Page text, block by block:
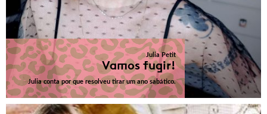
Julia Petit
Vamos fugir!
Julia conta por que resolveu tirar um ano sabático.